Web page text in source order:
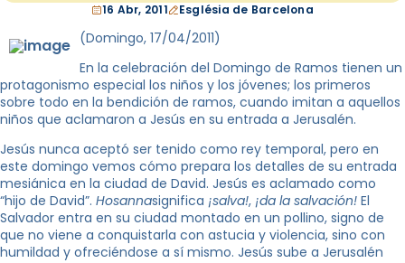
16 Abr, 2011 Església de Barcelona
(Domingo, 17/04/2011)
En la celebración del Domingo de Ramos tienen un
protagonismo especial los niños y los jóvenes; los primeros
sobre todo en la bendición de ramos, cuando imitan a aquellos
niños que aclamaron a Jesús en su entrada a Jerusalén.
Jesús nunca aceptó ser tenido como rey temporal, pero en
este domingo vemos cómo prepara los detalles de su entrada
mesiánica en la ciudad de David. Jesús es aclamado como
“hijo de David”. Hosannasignifica ¡salva!, ¡da la salvación! El
Salvador entra en su ciudad montado en un pollino, signo de
que no viene a conquistarla con astucia y violencia, sino con
humildad y ofreciéndose a sí mismo. Jesús sube a Jerusalén